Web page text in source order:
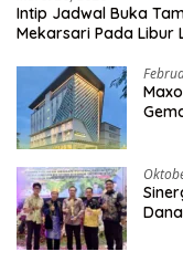
Intip Jadwal Buka
Mekarsari Pada Libur